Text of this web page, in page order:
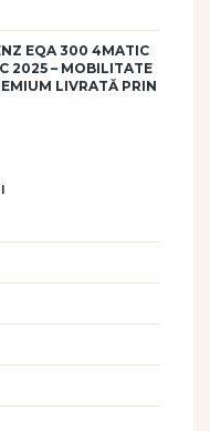
EQA 300 4MATIC
2025 – MOBILITATE
LIVRATĂ PRIN